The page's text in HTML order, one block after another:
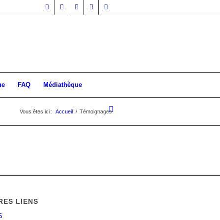
FAQ Médiathèque
Vous êtes ici : Accueil / Témoignages
LIENS